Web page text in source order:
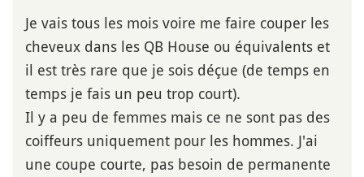
Je vais tous les mois voire me faire couper les
cheveux dans les QB House ou équivalents et
il est très rare que je sois déçue (de temps en
temps je fais un peu trop court).
Il y a peu de femmes mais ce ne sont pas des
coiffeurs uniquement pour les hommes. J'ai
une coupe courte, pas besoin de permanente